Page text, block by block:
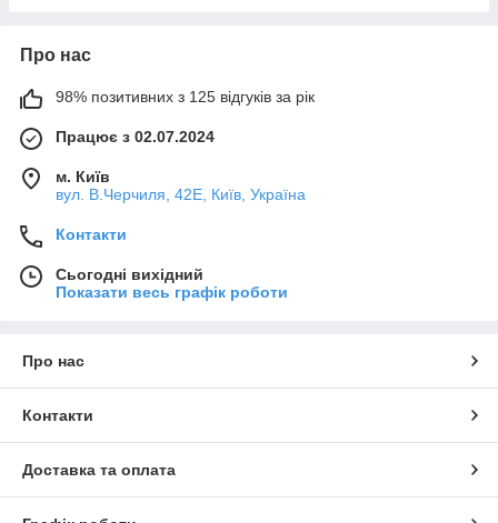
Про нас
98% позитивних з 125 відгуків за рік
Працює з 02.07.2024
м. Київ
вул. В.Черчиля, 42Е, Київ, Україна
Контакти
Сьогодні вихідний
Показати весь графік роботи
Про нас
Контакти
Доставка та оплата